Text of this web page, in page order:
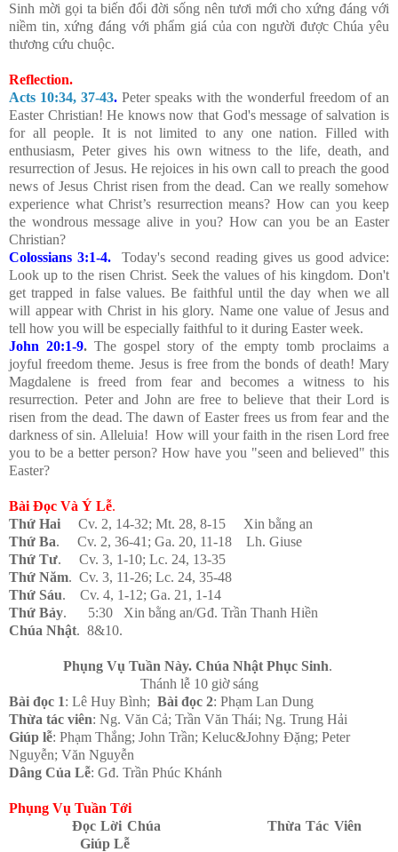
Sinh mời gọi ta biến đổi đời sống nên tươi mới cho xứng đáng với
niềm tin, xứng đáng với phẩm giá của con người được Chúa yêu
thương cứu chuộc.
Reflection.
Acts 10:34, 37-43. Peter speaks with the wonderful freedom of an
Easter Christian! He knows now that God's message of salvation is
for all people. It is not limited to any one nation. Filled with
enthusiasm, Peter gives his own witness to the life, death, and
resurrection of Jesus. He rejoices in his own call to preach the good
news of Jesus Christ risen from the dead. Can we really somehow
experience what Christ’s resurrection means? How can you keep
the wondrous message alive in you? How can you be an Easter
Christian?
Colossians 3:1-4.
Today's second reading gives us good advice:
Look up to the risen Christ. Seek the values of his kingdom. Don't
get trapped in false values. Be faithful until the day when we all
will appear with Christ in his glory. Name one value of Jesus and
tell how you will be especially faithful to it during Easter week.
John 20:1-9. The gospel story of the empty tomb proclaims a
joyful freedom theme. Jesus is free from the bonds of death! Mary
Magdalene is freed from fear and becomes a witness to his
resurrection. Peter and John are free to believe that their Lord is
risen from the dead. The dawn of Easter frees us from fear and the
darkness of sin. Alleluia! How will your faith in the risen Lord free
you to be a better person? How have you "seen and believed" this
Easter?
Bài Đọc Và Ý Lễ.
Thứ Hai Cv. 2, 14-32; Mt. 28, 8-15
Xin bằng an
Thứ Ba. Cv. 2, 36-41; Ga. 20, 11-18 Lh. Giuse
Thứ Tư. Cv. 3, 1-10; Lc. 24, 13-35
Thứ Năm. Cv. 3, 11-26; Lc. 24, 35-48
Thứ Sáu. Cv. 4, 1-12; Ga. 21, 1-14
Thứ Bảy. 5:30 Xin bằng an/Gđ. Trần Thanh Hiền
Chúa Nhật. 8&10.
Phụng Vụ Tuần Này. Chúa Nhật Phục Sinh.
Thánh lễ 10 giờ sáng
Bài đọc 1: Lê Huy Bình; Bài đọc 2: Phạm Lan Dung
Thừa tác viên: Ng. Văn Cả; Trần Văn Thái; Ng. Trung Hải
Giúp lễ: Phạm Thắng; John Trần; Keluc&Johny Đặng; Peter
Nguyễn; Văn Nguyễn
Dâng Của Lễ: Gđ. Trần Phúc Khánh
Phụng Vụ Tuần Tới
Đọc Lời Chúa
Thừa Tác Viên
Giúp Lễ